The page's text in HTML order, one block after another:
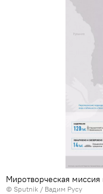
Миротворческая
© Sputnik / Вадим Русу